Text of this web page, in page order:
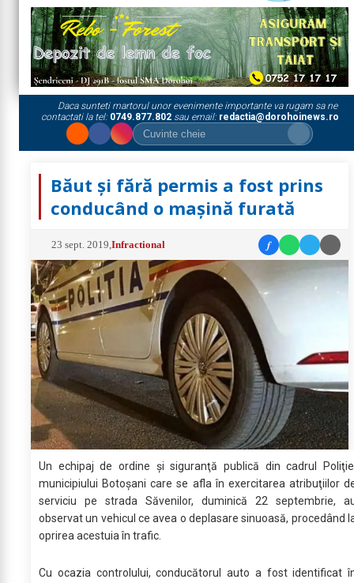
Daca sunteti martorul unor evenimente importante va rugam sa ne
contactati la tel: 0749.877.802sau email: redactia@dorohoinews.ro
Băut și fără permis a fost prins
conducând o mașină furată
23 sept. 2019 ,Infractional f
Un echipaj de ordine şi siguranţă publică din cadrul
municipiului Botoşani care se afla în exercitarea atribuţiilor
serviciu pe strada Săvenilor, duminică 22 septembrie,
observat un vehicul ce avea o deplasare sinuoasă, procedând
oprirea acestuia în trafic.
Cu ocazia controlului, conducătorul auto a fost identificat